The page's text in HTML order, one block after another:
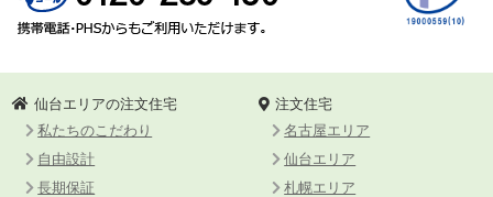
仙台エリアの注文住宅
私たちのこだわり
自由設計
長期保証
注文住宅
名古屋エリア
仙台エリア
札幌エリア